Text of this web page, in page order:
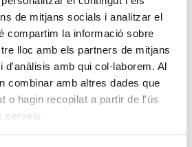
de mitjans socials i analitzar el
compartim la informació sobre
lloc amb els partners de mitjans
amb qui col·laborem. Al
combinar amb altres dades que
o hagin recopilat a partir de l'ús
serveis.
Martín i
l’Orquestra
de
Cadaqués
interpretaran
“El amor
brujo” de
Falla el 16